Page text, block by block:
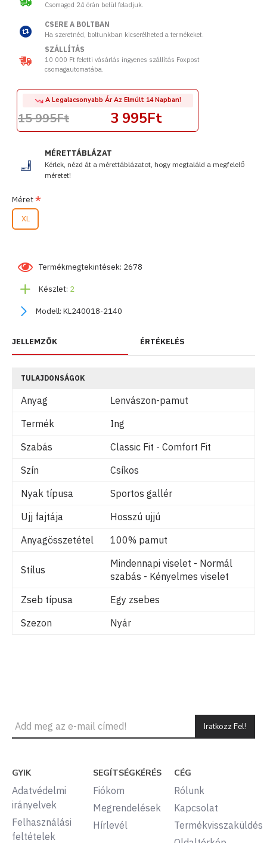
MÉRETTÁBLÁZAT
Kérlek, nézd át a mérettáblázatot, hogy megtaláld a megfelelő
méretet!
Készlet: 2
Modell: KL240018-2140
Termékmegtekintések: 2678
3 995Ft
A Legalacsonyabb Ár Az Elmúlt 14 Napban!
15 995Ft
Méret
XL
Csomagod 24 órán belül feladjuk.
CSERE A BOLTBAN
Ha szeretnéd, boltunkban kicserélheted a termékeket.
SZÁLLÍTÁS
10 000 Ft feletti vásárlás ingyenes szállítás Foxpost
csomagautomatába.
JELLEMZŐK ÉRTÉKELÉS
TULAJDONSÁGOK
Anyag
Lenvászon-pamut
Termék
Ing
Szabás
Classic Fit - Comfort Fit
Szín
Csíkos
Nyak típusa
Sportos gallér
Ujj fajtája
Hosszú ujjú
Anyagösszetétel
100% pamut
Stílus
Mindennapi viselet - Normál
szabás - Kényelmes viselet
Zseb típusa
Egy zsebes
Szezon
Nyár
Iratkozz Fel!
GYIK
Adatvédelmi
irányelvek
Felhasználási
feltételek
SEGÍTSÉGKÉRÉS
Fiókom
Megrendelések
Hírlevél
CÉG
Rólunk
Kapcsolat
Termékvisszaküldés